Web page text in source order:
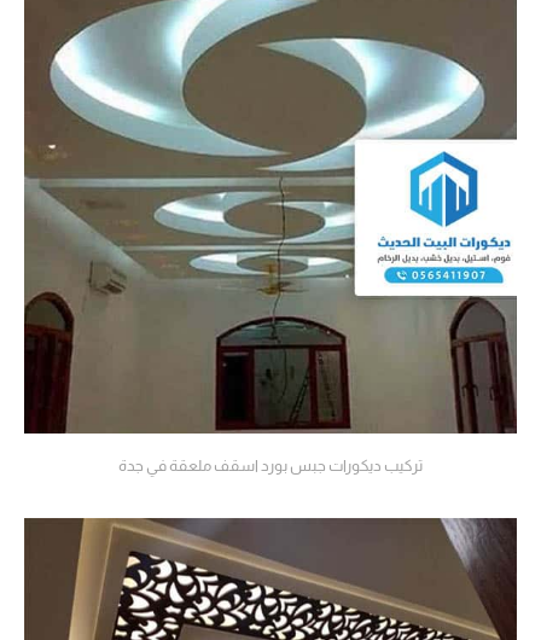
تركيب ديكورات جبس بورد اسقف ملعقة في جدة